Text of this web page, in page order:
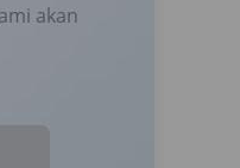
akan